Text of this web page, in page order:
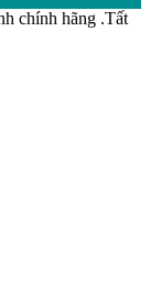
chính hãng .Tất